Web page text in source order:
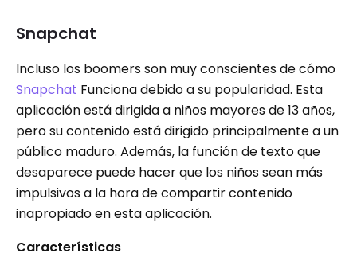
Snapchat
Incluso los boomers son muy conscientes de cómo
Snapchat Funciona debido a su popularidad. Esta
aplicación está dirigida a niños mayores de 13 años,
pero su contenido está dirigido principalmente a un
público maduro. Además, la función de texto que
desaparece puede hacer que los niños sean más
impulsivos a la hora de compartir contenido
inapropiado en esta aplicación.
Características